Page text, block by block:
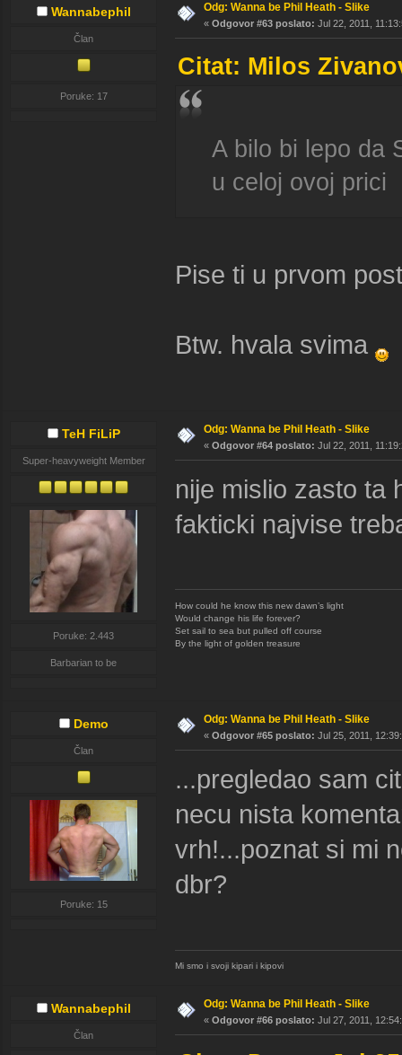
Wannabephil
Član
Poruke: 17
Odg: Wanna be Phil Heath - Slike
« Odgovor #63 poslato: Jul 22, 2011,
Citat: Milos
A bilo bi lepo da
u celoj ovoj prici
Pise ti u prvom
Btw. hvala svima
TeH FiLiP
Super-heavyweight Member
Poruke: 2.443
Barbarian to be
Odg: Wanna be Phil Heath - Slike
« Odgovor #64 poslato: Jul 22, 2011,
nije mislio zasto ta
fakticki najvise
How could he know this new dawn’s light
Would change his life forever?
Set sail to sea but pulled off course
By the light of golden treasure
Demo
Član
Poruke: 15
Odg: Wanna be Phil Heath - Slike
« Odgovor #65 poslato: Jul 25, 2011,
...pregledao sam
necu nista
vrh!...poznat si mi
dbr?
Mi smo i svoji kipari i kipovi
Wannabephil
Član
Odg: Wanna be Phil Heath - Slike
« Odgovor #66 poslato: Jul 27, 2011,